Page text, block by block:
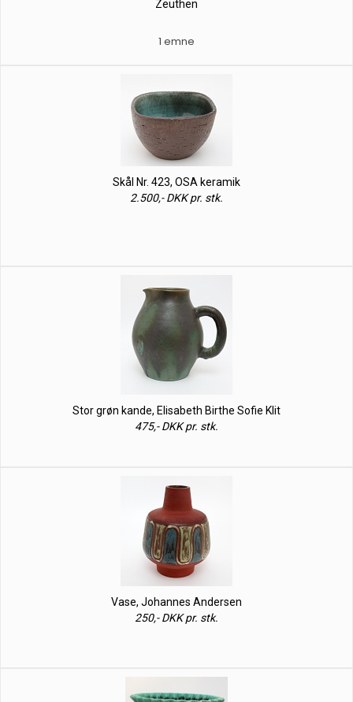
Zeuthen
1 emne
Skål Nr. 423, OSA keramik
2.500,- DKK pr. stk.
Stor grøn kande, Elisabeth Birthe Sofie Klit
475,- DKK pr. stk.
Vase, Johannes Andersen
250,- DKK pr. stk.